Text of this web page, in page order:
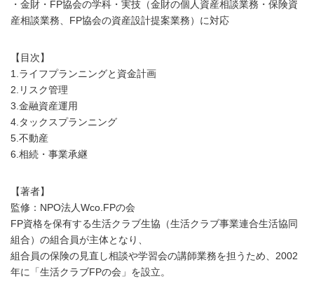
・金財・FP協会の学科・実技（金財の個人資産相談業務・保険資
産相談業務、FP協会の資産設計提案業務）に対応
【目次】
1.ライフプランニングと資金計画
2.リスク管理
3.金融資産運用
4.タックスプランニング
5.不動産
6.相続・事業承継
【著者】
監修：NPO法人Wco.FPの会
FP資格を保有する生活クラブ生協（生活クラブ事業連合生活協同
組合）の組合員が主体となり、
組合員の保険の見直し相談や学習会の講師業務を担うため、2002
年に「生活クラブFPの会」を設立。